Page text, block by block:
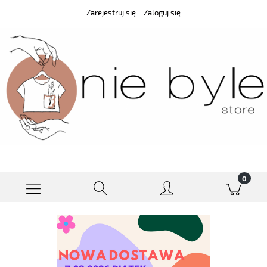
Zarejestruj się Zaloguj się